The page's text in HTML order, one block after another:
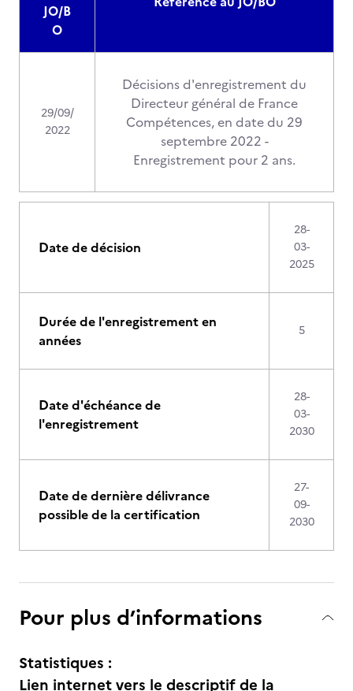
JO/B
O
29/09/
2022
Décisions d'enregistrement du
Directeur général de France
Compétences, en date du 29
septembre 2022 -
Enregistrement pour 2 ans.
Date de décision
28-
03-
2025
Durée de l'enregistrement en
années
5
Date d'échéance de
l'enregistrement
28-
03-
2030
Date de dernière délivrance
possible de la certification
27-
09-
2030
Pour plus d’informations
Statistiques :
Lien internet vers le descriptif de la